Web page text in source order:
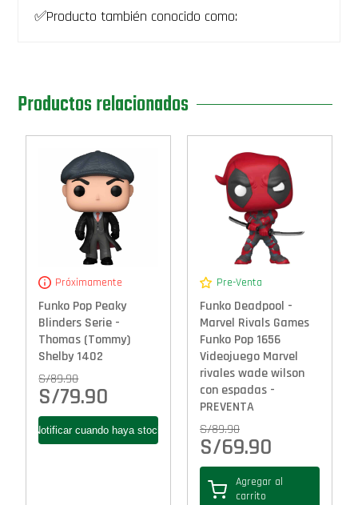
✅Producto también conocido como:
Productos relacionados
Próximamente
Funko Pop Peaky
Blinders Serie -
Thomas (Tommy)
Shelby 1402
S/89.90
S/79.90
Pre-Venta
Funko Deadpool -
Marvel Rivals Games
Funko Pop 1656
Videojuego Marvel
rivales wade wilson
con espadas -
PREVENTA
S/89.90
S/69.90
Agregar al
carrito